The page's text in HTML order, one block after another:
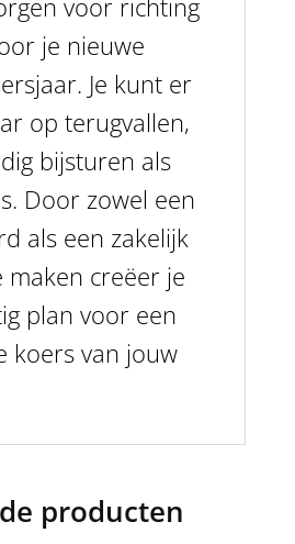
voor richting
je nieuwe
Je kunt er
op terugvallen,
bijsturen als
Door zowel een
als een zakelijk
maken creëer je
plan voor een
koers van jouw
producten